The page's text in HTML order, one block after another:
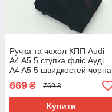
Ручка та чохол КПП Audi
A4 A5 5 ступка фліс Ауді
A4 A5 5 швидкостей чорна
перемикання передач
4F0863278A
669 ₴ 769 ₴
Купити